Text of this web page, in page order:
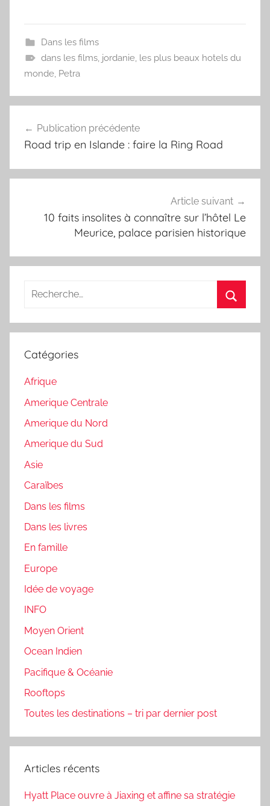
Dans les films
dans les films, jordanie, les plus beaux hotels du
monde, Petra
de
Publication précédente
Road trip en Islande : faire la Ring Road
Article suivant
10 faits insolites à connaître sur l’hôtel Le
Meurice, palace parisien historique
Recherche
:
Catégories
Afrique
Amerique Centrale
Amerique du Nord
Amerique du Sud
Asie
Caraïbes
Dans les films
Dans les livres
En famille
Europe
Idée de voyage
INFO
Moyen Orient
Ocean Indien
Pacifique & Océanie
Rooftops
Toutes les destinations – tri par dernier post
Articles récents
Hyatt Place ouvre à Jiaxing et affine sa stratégie